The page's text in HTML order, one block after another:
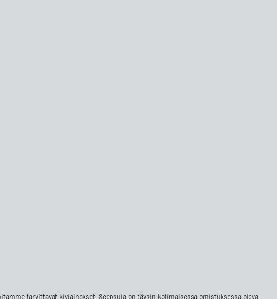
tarvittavat kiviainekset. Seepsula on täysin kotimaisessa omistuksessa oleva